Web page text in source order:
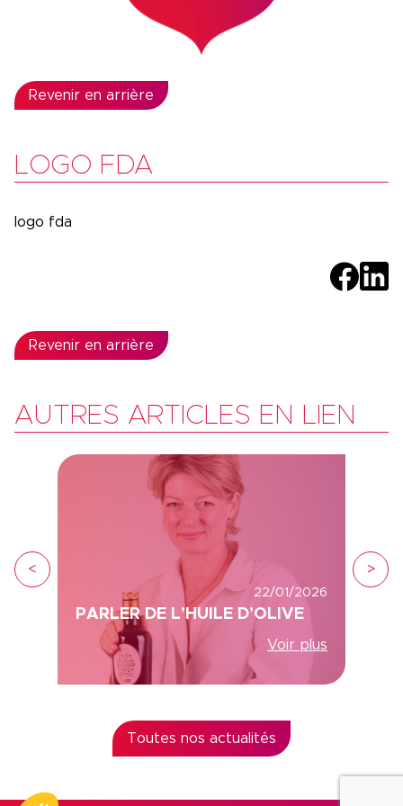
Revenir en arrière
LOGO FDA
logo fda
Revenir en arrière
AUTRES ARTICLES EN LIEN
22/01/2026
PARLER DE L’HUILE D’OLIVE
Voir plus
< >
Toutes nos actualités